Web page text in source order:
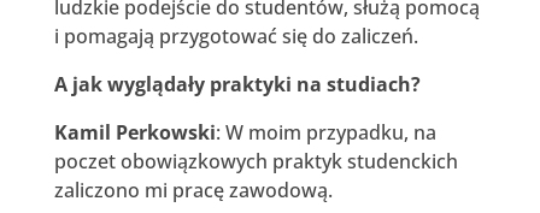
ludzkie podejście do studentów, służą pomocą
i pomagają przygotować się do zaliczeń.
A jak wyglądały praktyki na studiach?
Kamil Perkowski: W moim przypadku, na
poczet obowiązkowych praktyk studenckich
zaliczono mi pracę zawodową.